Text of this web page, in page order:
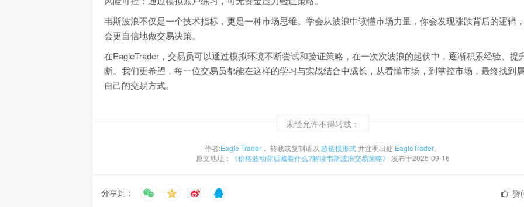
韦斯波浪不仅是一个技术指标，更是一种市场思维。学会从波浪中读懂市场力量，你会发现涨跌背后的逻辑
会更自信地做交易决策。
在EagleTrader，交易员可以通过模拟环境不断尝试和验证策略，在一次次波浪的起伏中，逐渐积累经验、提
断。我们更希望，每一位交易员都能在这样的学习与实战结合中成长，从看懂市场，到掌控市场，最终找到
自己的交易方式。
未经允许不得转载：
作者:Eagle Trader ， 转载或复制请以 超链接形式并注明出处 EagleTrader。
原文地址：
《价格波动背后藏着什么?解读韦斯波浪交易策略》 发布于2025-09-16
分享到： 赞(